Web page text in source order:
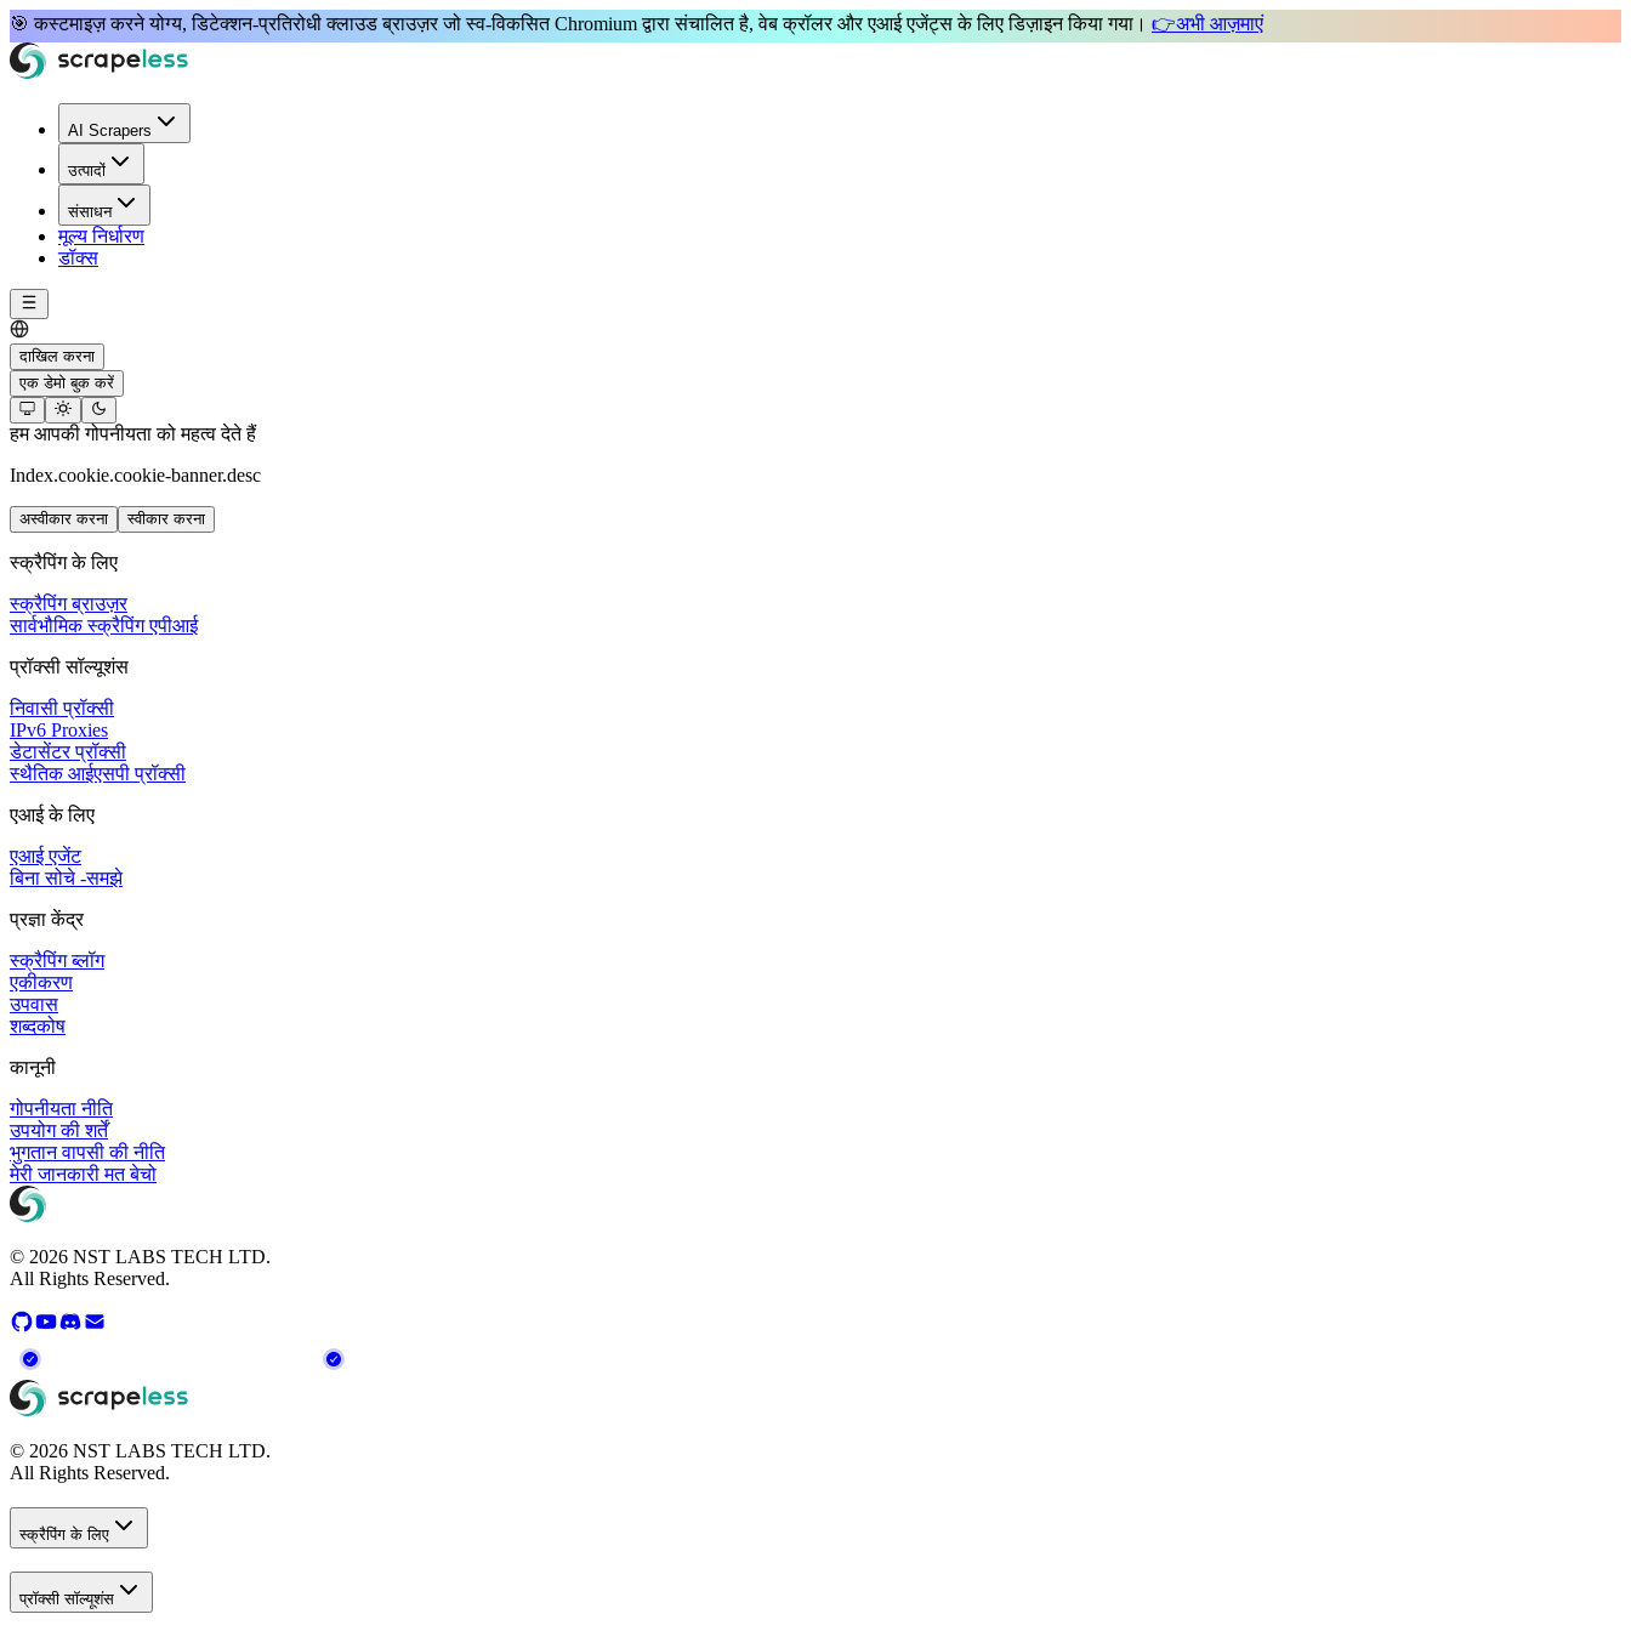
🎯कस्टमाइज़ करने योग्य, डिटेक्शन-प्रतिरोधीक्लाउड ब्राउज़र जोस्व-विकसित Chromiumद्वारा संचालित है,वेब क्रॉलरऔरएआई एजेंट्सके लिए डिज़ाइन किया गया। 👉अभी आज़माएं
AI Scrapers
उत्पादों
संसाधन
मूल्य निर्धारण
डॉक्स
दाखिल करना
एक डेमो बुक करें
हम आपकी गोपनीयता को महत्व देते हैं
Index.cookie.cookie-banner.desc
अस्वीकार करना स्वीकार करना
स्क्रैपिंग के लिए
स्क्रैपिंग ब्राउज़र
सार्वभौमिक स्क्रैपिंग एपीआई
प्रॉक्सी सॉल्यूशंस
निवासी प्रॉक्सी
IPv6 Proxies
डेटासेंटर प्रॉक्सी
स्थैतिक आईएसपी प्रॉक्सी
एआई के लिए
एआई एजेंट
बिना सोचे -समझे
प्रज्ञा केंद्र
स्क्रैपिंग ब्लॉग
एकीकरण
उपवास
शब्दकोष
कानूनी
गोपनीयता नीति
उपयोग की शर्तें
भुगतान वापसी की नीति
मेरी जानकारी मत बेचो
© 2026 NST LABS TECH LTD.
All Rights Reserved.
© 2026 NST LABS TECH LTD.
All Rights Reserved.
स्क्रैपिंग के लिए
प्रॉक्सी सॉल्यूशंस